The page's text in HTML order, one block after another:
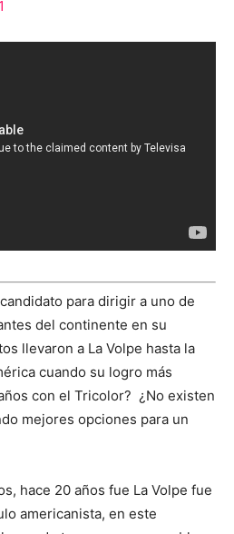
para dirigir a uno de
del continente en su
llevaron a La Volpe hasta la
cuando su logro más
con el Tricolor? ¿No existen
mejores opciones para un
hace 20 años fue La Volpe fue
americanista, en este